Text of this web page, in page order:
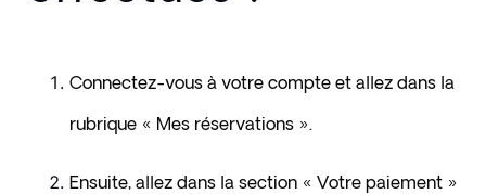
Connectez-vous à votre compte et allez dans la
rubrique « Mes réservations ».
Ensuite, allez dans la section « Votre paiement »